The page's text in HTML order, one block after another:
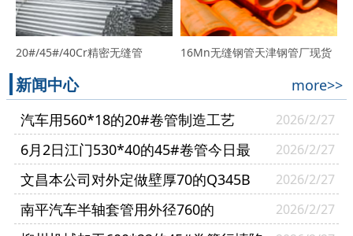
20#/45#/40Cr精密无缝管 16Mn无缝钢管天津钢管厂现货
新闻中心
more>>
汽车用560*18的20#卷管制造工艺
2026/2/27
6月2日江门530*40的45#卷管今日最
新报价
2026/2/27
文昌本公司对外定做壁厚70的Q345B
卷管行情调整比较剧烈
2026/2/27
南平汽车半轴套管用外径760的
2026/2/27